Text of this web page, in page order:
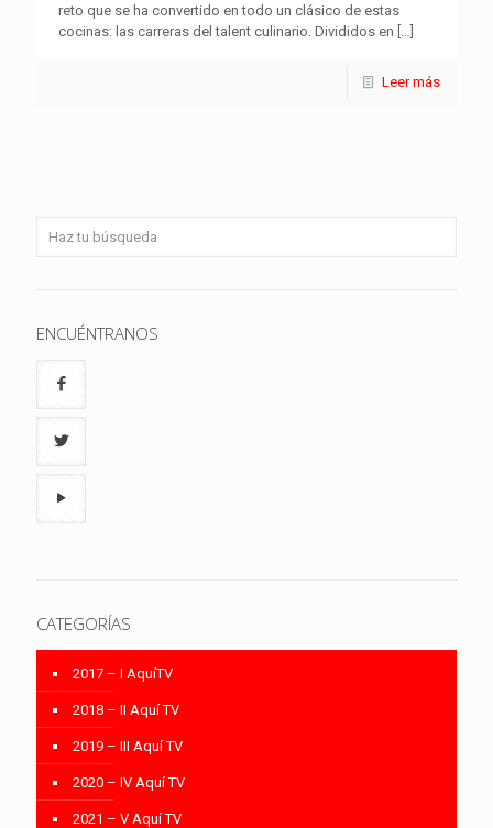
reto que se ha convertido en todo un clásico de estas
cocinas: las carreras del talent culinario. Divididos en […]
Leer más
ENCUÉNTRANOS
CATEGORÍAS
2017 – I AquíTV
2018 – II Aquí TV
2019 – III Aquí TV
2020 – IV Aquí TV
2021 – V Aquí TV